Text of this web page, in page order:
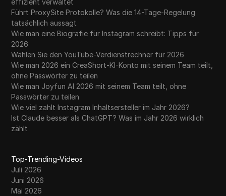
effizient verwaltet
Führt ProxySite Protokolle? Was die 14-Tage-Regelung
tatsächlich aussagt
Wie man eine Biografie für Instagram schreibt: Tipps für
2026
Wählen Sie den YouTube-Verdienstrechner für 2026
Wie man 2026 ein CreaShort-KI-Konto mit seinem Team teilt,
ohne Passwörter zu teilen
Wie man Joyfun AI 2026 mit seinem Team teilt, ohne
Passwörter zu teilen
Wie viel zahlt Instagram Inhaltsersteller im Jahr 2026?
Ist Claude besser als ChatGPT? Was im Jahr 2026 wirklich
zählt
Top-Trending-Videos
Juli 2026
Juni 2026
Mai 2026